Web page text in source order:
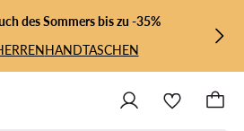
des Sommers bis zu -35%
HANDTASCHEN